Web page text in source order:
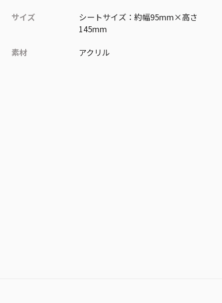
サイズ
シートサイズ：約幅95mm×高さ
145mm
素材
アクリル